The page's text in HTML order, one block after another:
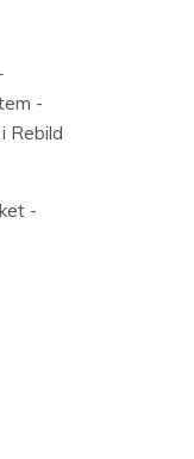
-
Rebild
-